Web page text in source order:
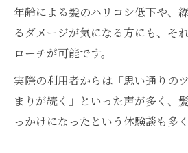
年齢による髪のハリコシ低下や、
るダメージが気になる方にも、そ
ローチが可能です。
実際の利用者からは「思い通りの
まりが続く」といった声が多く、
っかけになったという体験談も多